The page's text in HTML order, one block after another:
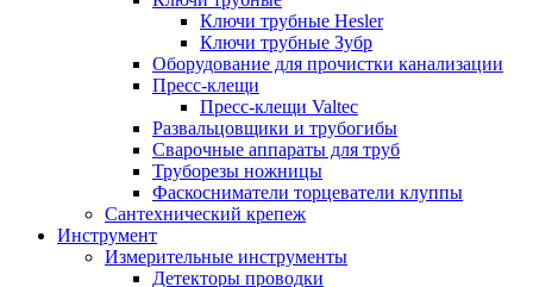
Ключи трубные Hesler
Ключи трубные Зубр
Оборудование для прочистки канализации
Пресс-клещи
Пресс-клещи Valtec
Развальцовщики и трубогибы
Сварочные аппараты для труб
Труборезы ножницы
Фаскосниматели торцеватели клуппы
Сантехнический крепеж
Инструмент
Измерительные инструменты
Детекторы проводки